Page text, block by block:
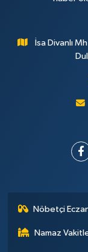
İsa Divanlı
Nöbetçi
Namaz